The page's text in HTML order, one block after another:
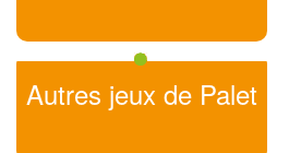
Autres jeux de Palet